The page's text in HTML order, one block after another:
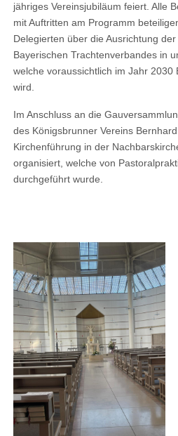
jähriges Vereinsjubiläum feiert. Alle
mit Auftritten am Programm
Delegierten über die Ausrichtung
Bayerischen Trachtenverbandes in
welche voraussichtlich im Jahr 2030
wird.
Im Anschluss an die
des Königsbrunner Vereins
Kirchenführung in der
organisiert, welche von
durchgeführt wurde.